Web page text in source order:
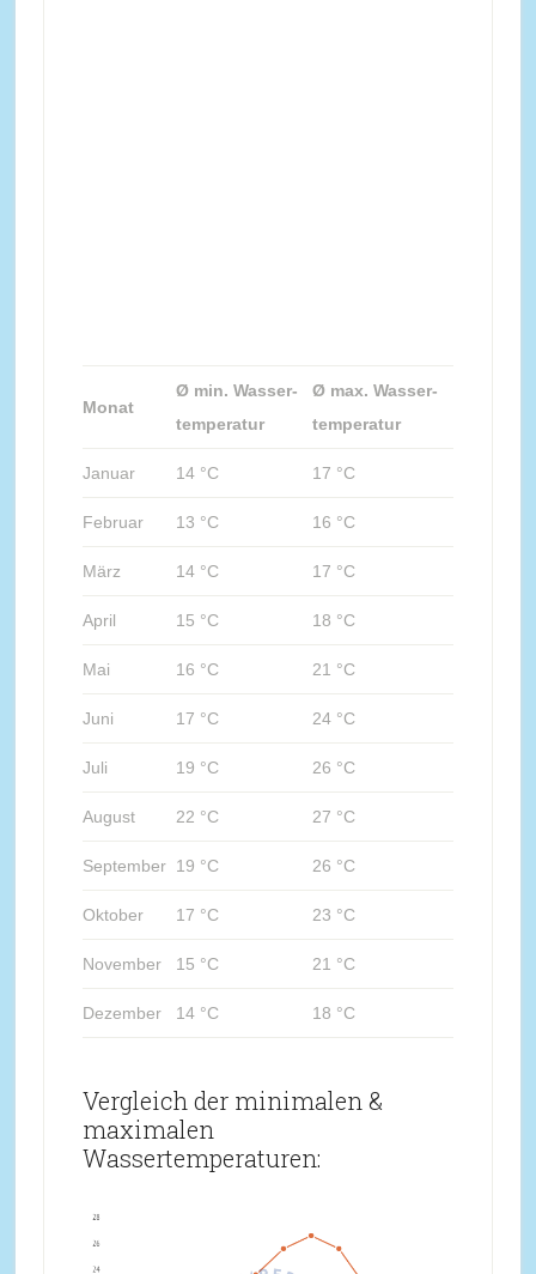
Monat
Ø min. Wasser-
temperatur
Ø max. Wasser-
temperatur
Januar 14 °C 17 °C
Februar 13 °C 16 °C
März 14 °C 17 °C
April 15 °C 18 °C
Mai 16 °C 21 °C
Juni 17 °C 24 °C
Juli 19 °C 26 °C
August 22 °C 27 °C
September 19 °C 26 °C
Oktober 17 °C 23 °C
November 15 °C 21 °C
Dezember 14 °C 18 °C
Vergleich der minimalen &
maximalen
Wassertemperaturen: